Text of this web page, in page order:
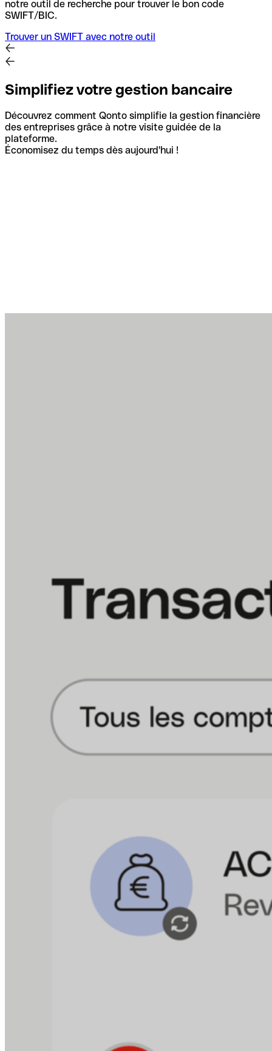
notre outil de recherche pour trouver le bon code
SWIFT/BIC.
Trouver un SWIFT avec notre outil
Simplifiez votre gestion bancaire
Découvrez comment Qonto simplifie la gestion financière
des entreprises grâce à notre visite guidée de la
plateforme.
Économisez du temps dès aujourd'hui !